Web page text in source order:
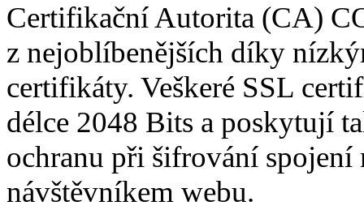
Certifikační Autorita (CA)
z nejoblíbenějších díky
certifikáty. Veškeré SSL
délce 2048 Bits a poskytují
ochranu při šifrování spojení
návštěvníkem webu.